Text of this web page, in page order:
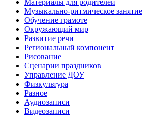
Музыкально-ритмическое занятие
Обучение грамоте
Окружающий мир
Развитие речи
Региональный компонент
Рисование
Сценарии праздников
Управление ДОУ
Физкультура
Разное
Аудиозаписи
Видеозаписи